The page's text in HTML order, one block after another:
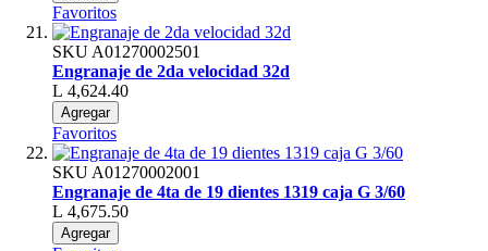
Favoritos
SKU A01270002501
Engranaje de 2da velocidad 32d
L 4,624.40
Agregar
Favoritos
SKU A01270002001
Engranaje de 4ta de 19 dientes 1319 caja G 3/60
L 4,675.50
Agregar